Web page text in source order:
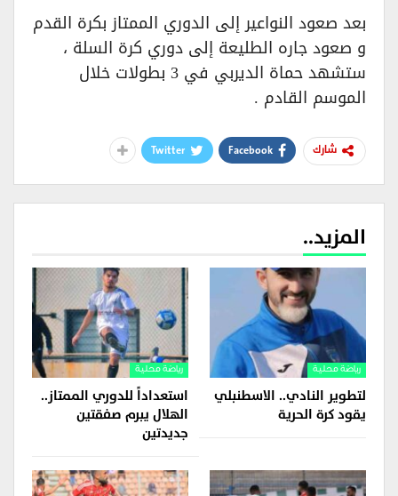
بعد صعود النواعير إلى الدوري الممتاز بكرة القدم
و صعود جاره الطليعة إلى دوري كرة السلة ،
ستشهد حماة الديربي في 3 بطولات خلال
الموسم القادم .
شارك Facebook
Twitter
المزيد..
رياضة محلية
لتطوير النادي.. الاسطنبلي
يقود كرة الحرية
رياضة محلية
استعداداً للدوري الممتاز..
الهلال يبرم صفقتين
جديدتين